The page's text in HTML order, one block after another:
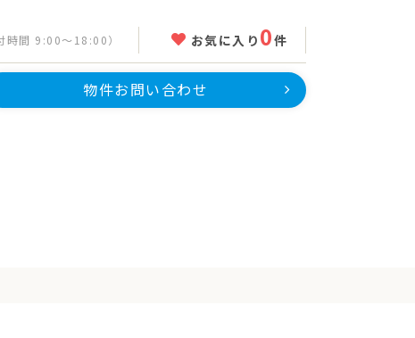
時間 9:00～18:00） お気に入り 0件
物件お問い合わせ